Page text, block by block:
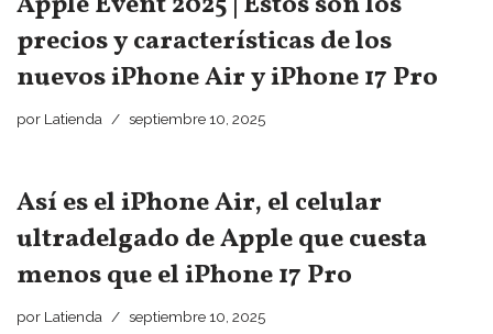
precios y características de los
nuevos iPhone Air y iPhone 17 Pro
por Latienda septiembre 10, 2025
Así es el iPhone Air, el celular
ultradelgado de Apple que cuesta
menos que el iPhone 17 Pro
por Latienda septiembre 10, 2025